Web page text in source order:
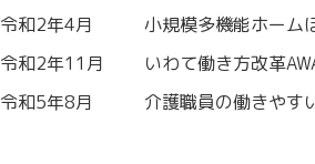
令和2年4月
小規模多機能ホーム
令和2年11月
いわて働き方改革
令和5年8月
介護職員の働きやす